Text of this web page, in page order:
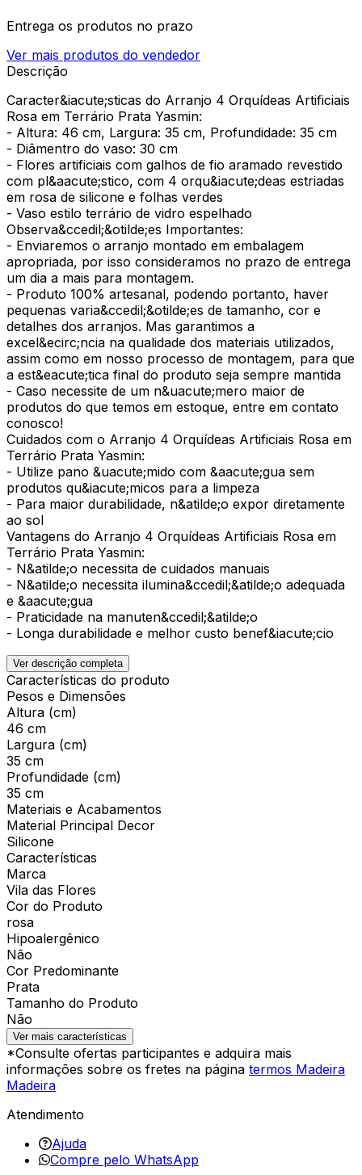
Entrega os produtos no prazo
Ver mais produtos do vendedor
Descrição
Caracter&iacute;sticas do Arranjo 4 Orquídeas Artificiais
Rosa em Terrário Prata Yasmin:
- Altura: 46 cm, Largura: 35 cm, Profundidade: 35 cm
- Diâmentro do vaso: 30 cm
- Flores artificiais com galhos de fio aramado revestido
com pl&aacute;stico, com 4 orqu&iacute;deas estriadas
em rosa de silicone e folhas verdes
- Vaso estilo terrário de vidro espelhado
Observa&ccedil;&otilde;es Importantes:
- Enviaremos o arranjo montado em embalagem
apropriada, por isso consideramos no prazo de entrega
um dia a mais para montagem.
- Produto 100% artesanal, podendo portanto, haver
pequenas varia&ccedil;&otilde;es de tamanho, cor e
detalhes dos arranjos. Mas garantimos a
excel&ecirc;ncia na qualidade dos materiais utilizados,
assim como em nosso processo de montagem, para que
a est&eacute;tica final do produto seja sempre mantida
- Caso necessite de um n&uacute;mero maior de
produtos do que temos em estoque, entre em contato
conosco!
Cuidados com o Arranjo 4 Orquídeas Artificiais Rosa em
Terrário Prata Yasmin:
- Utilize pano &uacute;mido com &aacute;gua sem
produtos qu&iacute;micos para a limpeza
- Para maior durabilidade, n&atilde;o expor diretamente
ao sol
Vantagens do Arranjo 4 Orquídeas Artificiais Rosa em
Terrário Prata Yasmin:
- N&atilde;o necessita de cuidados manuais
- N&atilde;o necessita ilumina&ccedil;&atilde;o adequada
e &aacute;gua
- Praticidade na manuten&ccedil;&atilde;o
- Longa durabilidade e melhor custo benef&iacute;cio
Ver descrição completa
Características do produto
Pesos e Dimensões
Altura (cm)
46 cm
Largura (cm)
35 cm
Profundidade (cm)
35 cm
Materiais e Acabamentos
Material Principal Decor
Silicone
Características
Marca
Vila das Flores
Cor do Produto
rosa
Hipoalergênico
Não
Cor Predominante
Prata
Tamanho do Produto
Não
Ver mais características
*Consulte ofertas participantes e adquira mais
informações sobre os fretes na página termos Madeira
Madeira
Atendimento
Ajuda
Compre pelo WhatsApp